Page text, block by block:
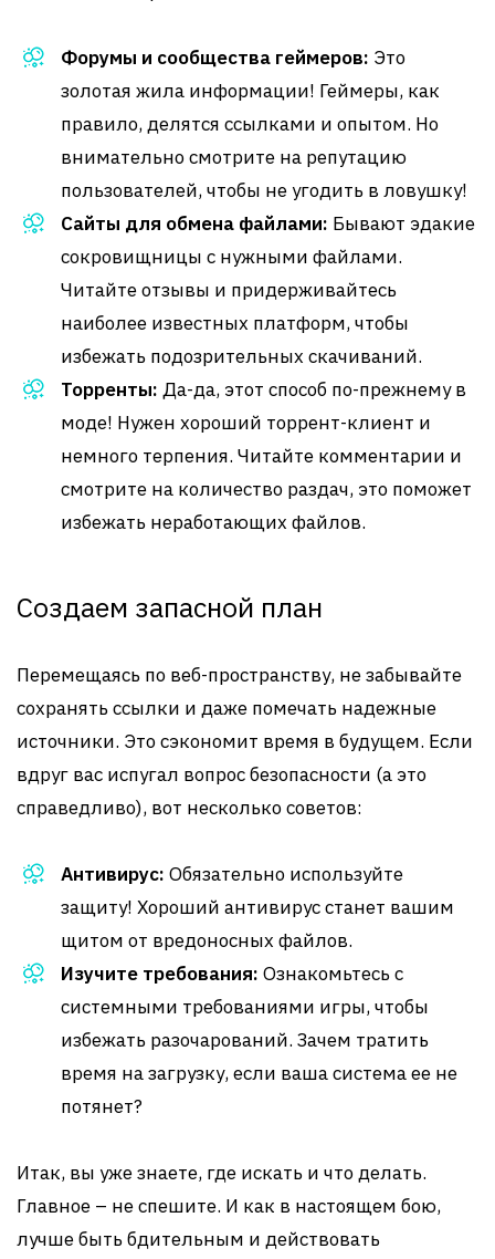
Форумы и сообщества геймеров: Это
золотая жила информации! Геймеры, как
правило, делятся ссылками и опытом. Но
внимательно смотрите на репутацию
пользователей, чтобы не угодить в ловушку!
Сайты для обмена файлами: Бывают эдакие
сокровищницы с нужными файлами.
Читайте отзывы и придерживайтесь
наиболее известных платформ, чтобы
избежать подозрительных скачиваний.
Торренты: Да-да, этот способ по-прежнему в
моде! Нужен хороший торрент-клиент и
немного терпения. Читайте комментарии и
смотрите на количество раздач, это поможет
избежать неработающих файлов.
Создаем запасной план
Перемещаясь по веб-пространству, не забывайте
сохранять ссылки и даже помечать надежные
источники. Это сэкономит время в будущем. Если
вдруг вас испугал вопрос безопасности (а это
справедливо), вот несколько советов:
Антивирус: Обязательно используйте
защиту! Хороший антивирус станет вашим
щитом от вредоносных файлов.
Изучите требования: Ознакомьтесь с
системными требованиями игры, чтобы
избежать разочарований. Зачем тратить
время на загрузку, если ваша система ее не
потянет?
Итак, вы уже знаете, где искать и что делать.
Главное – не спешите. И как в настоящем бою,
лучше быть бдительным и действовать